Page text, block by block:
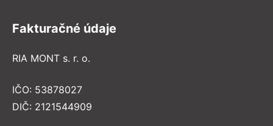
Fakturačné údaje
RIA MONT s. r. o.
IČO: 53878027
DIČ: 2121544909